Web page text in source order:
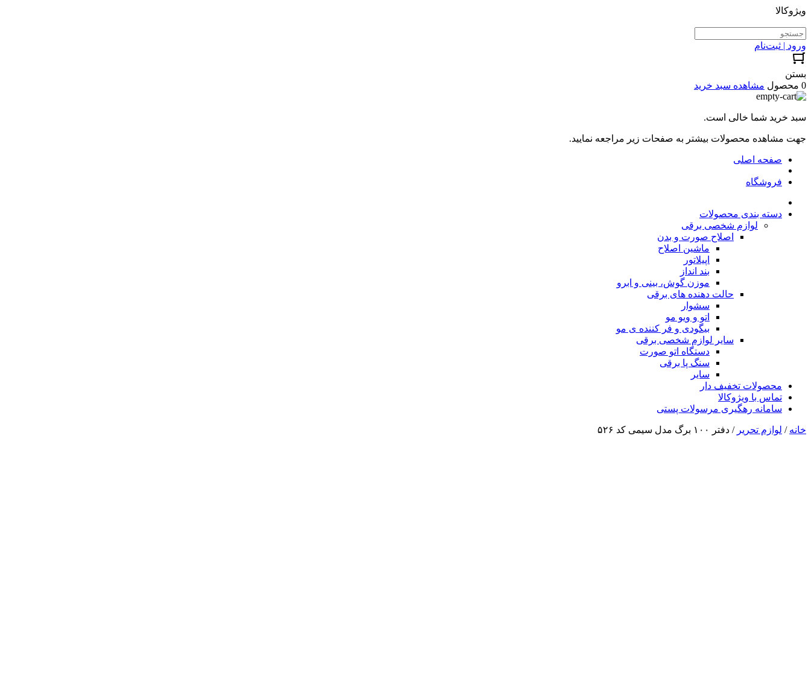
ویژوکالا
ورود | ثبت‌نام
بستن
0 محصول
مشاهده سبد خرید
سبد خرید شما خالی است.
جهت مشاهده محصولات بیشتر به صفحات زیر مراجعه نمایید.
صفحه اصلی
فروشگاه
دسته بندی محصولات
لوازم شخصی برقی
اصلاح صورت و بدن
ماشین اصلاح
اپیلاتور
بند انداز
موزن گوش، بینی و ابرو
حالت دهنده های برقی
سشوار
اتو و ویو مو
بیگودی و فر کننده ی مو
سایر لوازم شخصی برقی
دستگاه اتو صورت
سنگ پا برقی
سایر
محصولات تخفیف دار
تماس با ویژوکالا
سامانه رهگیری مرسولات پستی
خانه / لوازم تحریر / دفتر ۱۰۰ برگ مدل سیمی کد ۵۲۶